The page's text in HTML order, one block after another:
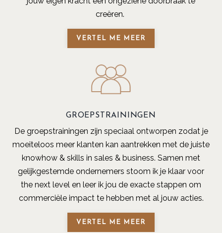
creëren.
VERTEL ME MEER
GROEPSTRAININGEN
De groepstrainingen zijn speciaal ontworpen zodat je
moeiteloos meer klanten kan aantrekken met de juiste
knowhow & skills in sales & business. Samen met
gelijkgestemde ondernemers stoom ik je klaar voor
the next level en leer ik jou de exacte stappen om
commerciële impact te hebben met al jouw acties.
VERTEL ME MEER